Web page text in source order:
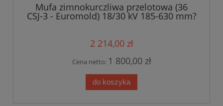
Mufa zimnokurczliwa przelotowa (36
CSJ-3 - Euromold) 18/30 kV 185-630 mm?
2 214,00 zł
Cena netto: 1 800,00 zł
do koszyka